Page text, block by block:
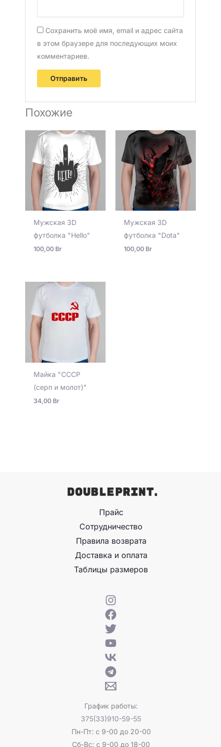
Сохранить моё имя, email и адрес сайта
в этом браузере для последующих моих
комментариев.
Похожие
Мужская 3D
футболка "Hello"
100,00 Br
Мужская 3D
футболка "Dota"
100,00 Br
Майка "СССР
(серп и молот)"
34,00 Br
Прайс
Сотрудничество
Правила возврата
Доставка и оплата
Таблицы размеров
График работы:
375(33)910-59-55
Пн-Пт: с 9-00 до 20-00
Сб-Вс: с 9-00 до 18-00